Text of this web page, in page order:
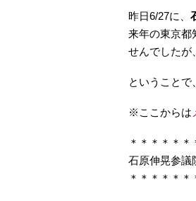
昨日6/27に、
来年の東京都
せんでしたが
ということで
※ここからは
＊＊＊＊＊＊
石原伸晃参議
＊＊＊＊＊＊